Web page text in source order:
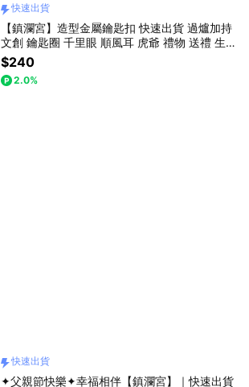
快速出貨
【鎮瀾宮】造型金屬鑰匙扣 快速出貨 過爐加持
文創 鑰匙圈 千里眼 順風耳 虎爺 禮物 送禮 生日
生日禮物 交換禮物
$240
2.0%
快速出貨
✦父親節快樂✦幸福相伴【鎮瀾宮】｜快速出貨